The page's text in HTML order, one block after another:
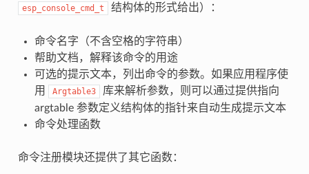
esp_console_cmd_t 结构体的形式给出）：
命令名字（不含空格的字符串）
帮助文档，解释该命令的用途
可选的提示文本，列出命令的参数。如果应用程序使
用
Argtable3
库来解析参数，则可以通过提供指向
argtable 参数定义结构体的指针来自动生成提示文本
命令处理函数
命令注册模块还提供了其它函数：